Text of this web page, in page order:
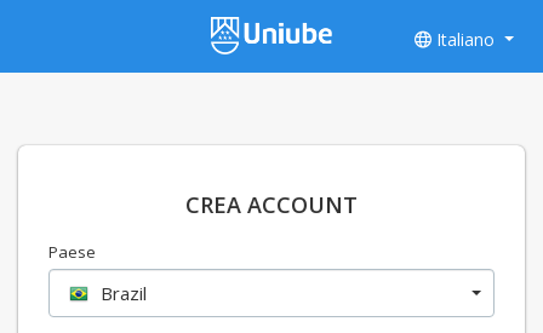
Italiano
CREA ACCOUNT
Paese
Brazil